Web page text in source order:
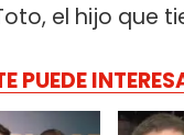
el hijo que
PUEDE